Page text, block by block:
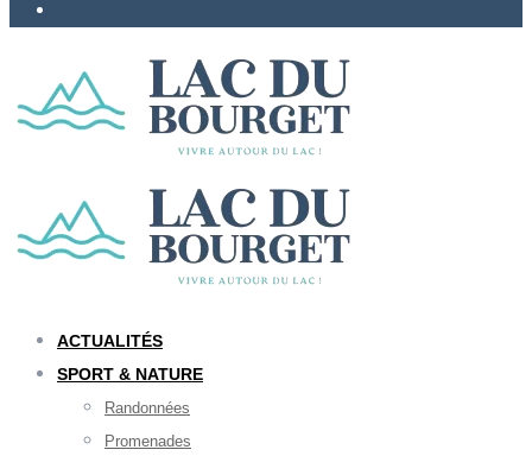
ACTUALITÉS
SPORT & NATURE
Randonnées
Promenades